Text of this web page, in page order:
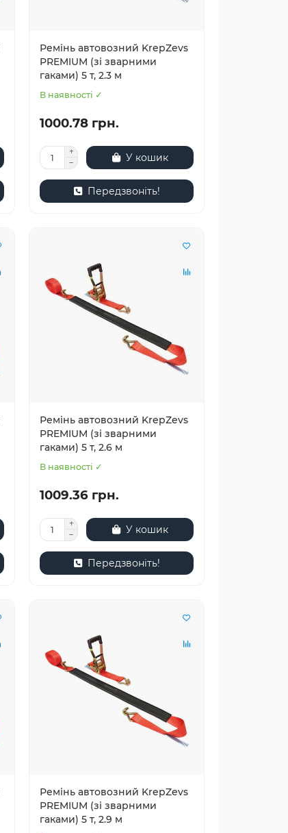
Ремінь автовозний KrepZevs
PREMIUM (зі зварними
гаками) 5 т, 2.3 м
В наявності ✓
1000.78 грн.
У кошик
Передзвоніть!
Ремінь автовозний KrepZevs
PREMIUM (зі зварними
гаками) 5 т, 2.6 м
В наявності ✓
1009.36 грн.
У кошик
Передзвоніть!
Ремінь автовозний KrepZevs
PREMIUM (зі зварними
гаками) 5 т, 2.9 м